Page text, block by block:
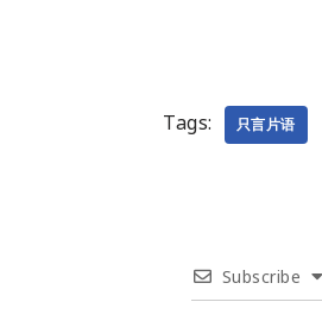
Tags: 只言片语
Subscribe